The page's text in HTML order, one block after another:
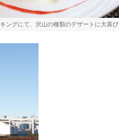
ングにて、沢山の種類のデザートに大喜び